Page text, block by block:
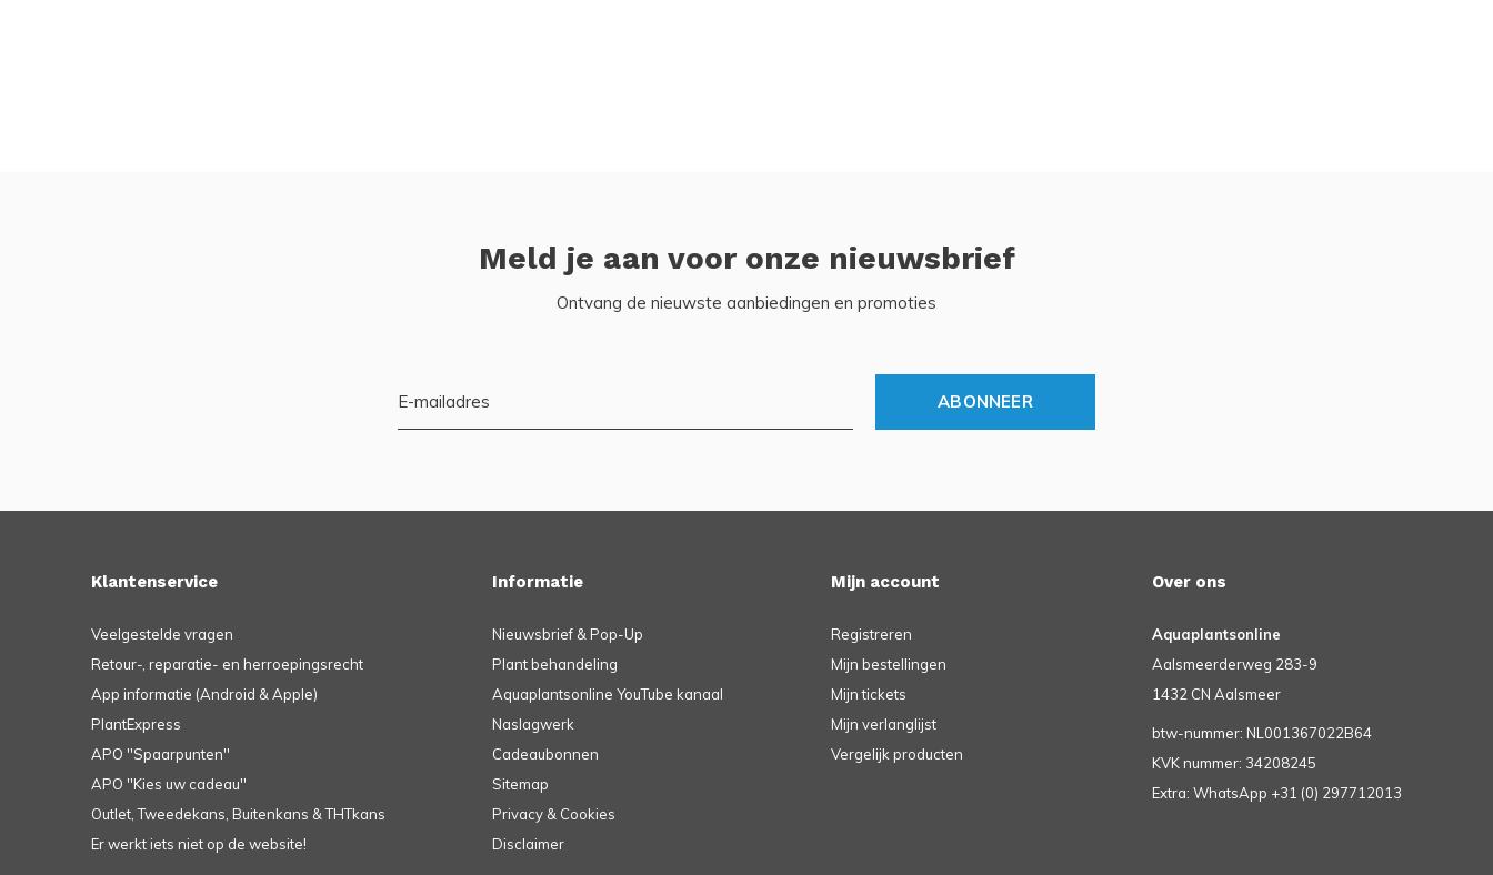
Meld je aan voor onze nieuwsbrief
Ontvang de nieuwste aanbiedingen en promoties
ABONNEER
Klantenservice
Veelgestelde vragen
Retour-, reparatie- en herroepingsrecht
App informatie (Android & Apple)
PlantExpress
APO ''Spaarpunten''
APO ''Kies uw cadeau''
Outlet, Tweedekans, Buitenkans & THTkans
Er werkt iets niet op de website!
Informatie
Nieuwsbrief & Pop-Up
Plant behandeling
Aquaplantsonline YouTube kanaal
Naslagwerk
Cadeaubonnen
Sitemap
Privacy & Cookies
Disclaimer
Mijn account
Registreren
Mijn bestellingen
Mijn tickets
Mijn verlanglijst
Vergelijk producten
Over ons
Aquaplantsonline
Aalsmeerderweg 283-9
1432 CN Aalsmeer
btw-nummer: NL001367022B64
KVK nummer: 34208245
Extra: WhatsApp +31 (0) 297712013